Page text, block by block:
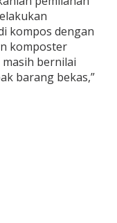
kompos dengan
komposter
bernilai
barang bekas,”